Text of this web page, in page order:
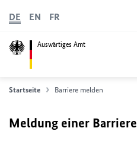
Auswärtiges Amt
DE EN FR
Startseite Barriere melden
Meldung einer Barriere